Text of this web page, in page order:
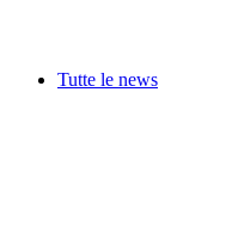
Tutte le news